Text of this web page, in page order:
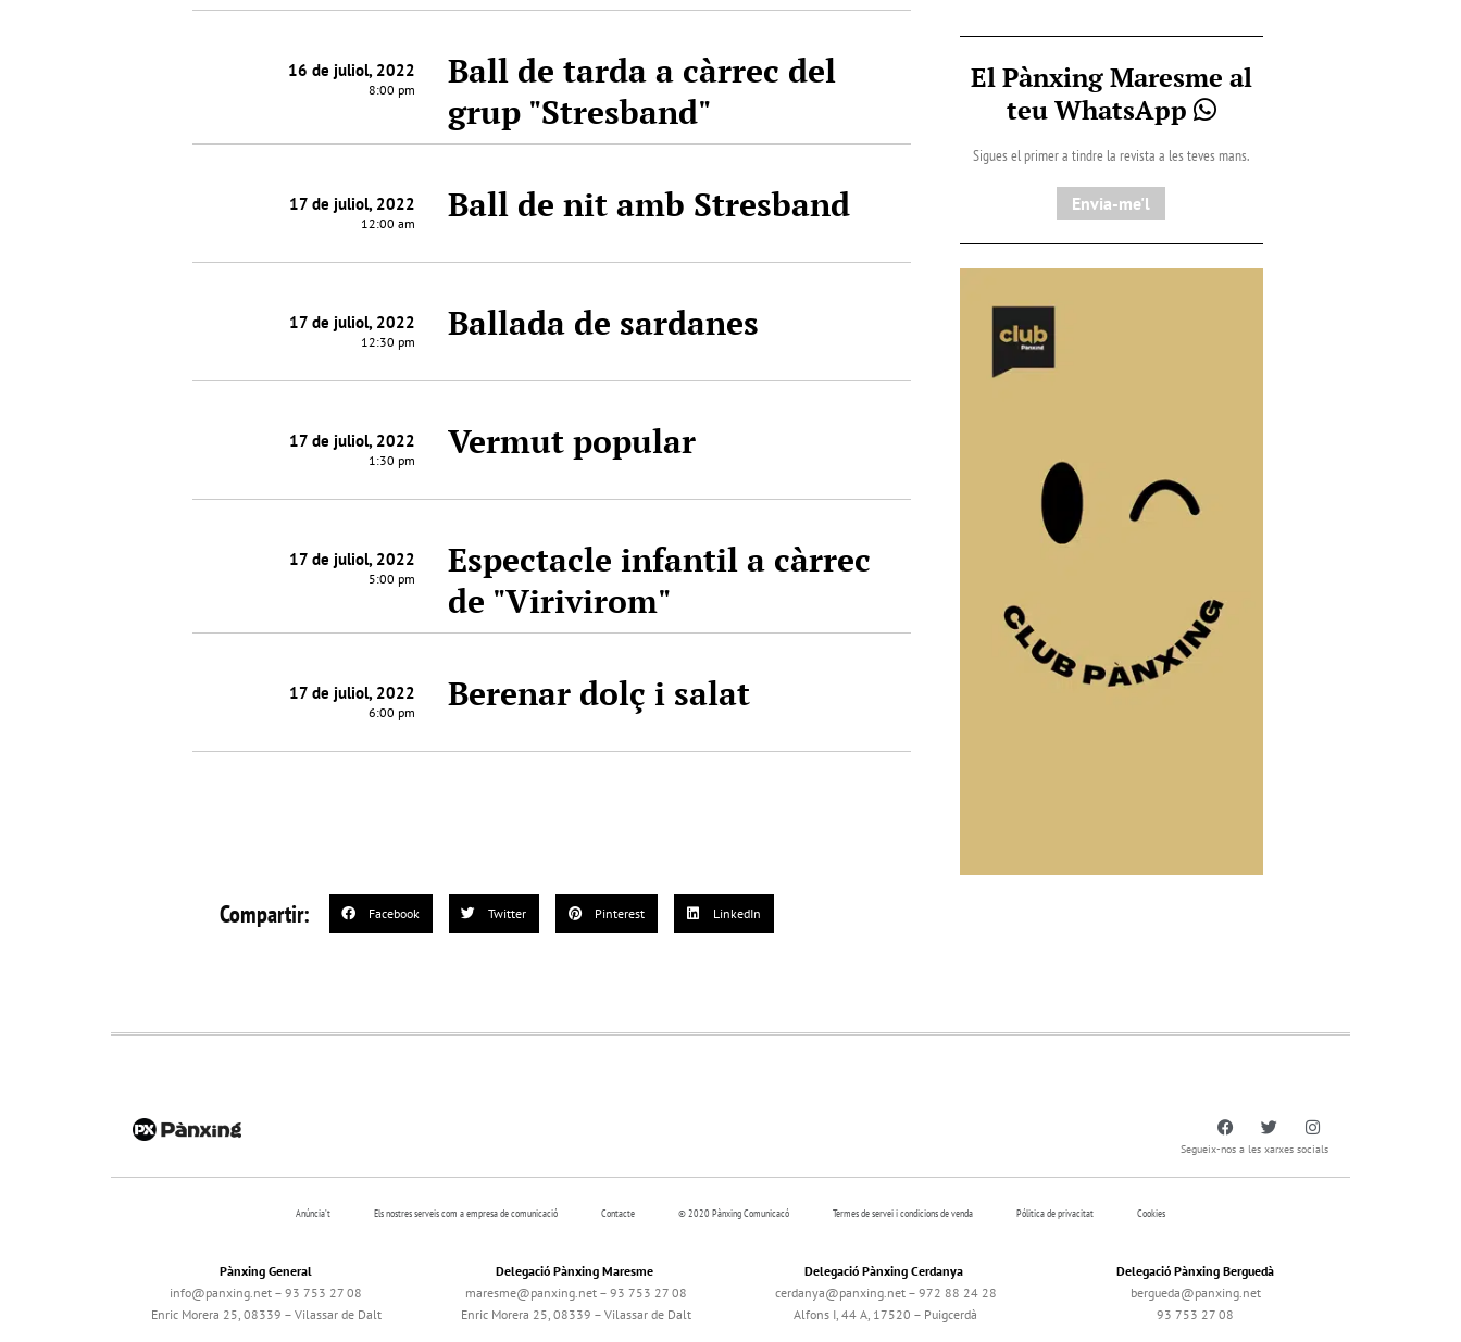
16 de juliol, 2022
8:00 pm
Ball de tarda a càrrec del
grup "Stresband"
17 de juliol, 2022
12:00 am Ball de nit amb Stresband
17 de juliol, 2022
12:30 pm Ballada de sardanes
17 de juliol, 2022
1:30 pm Vermut popular
17 de juliol, 2022
5:00 pm
Espectacle infantil a càrrec
de "Virivirom"
17 de juliol, 2022
6:00 pm Berenar dolç i salat
Compartir: Facebook Twitter Pinterest LinkedIn
El Pànxing Maresme al
teu WhatsApp
Sigues el primer a tindre la revista a les teves mans.
Envia-me'l
Segueix-nos a les xarxes socials
Anúncia’t Els nostres serveis com a empresa de comunicació Contacte © 2020 Pànxing Comunicacó Termes de servei i condicions de venda Pólitica de privacitat Cookies
Pànxing General
info@panxing.net – 93 753 27 08
Enric Morera 25, 08339 – Vilassar de Dalt
Delegació Pànxing Maresme
maresme@panxing.net – 93 753 27 08
Enric Morera 25, 08339 – Vilassar de Dalt
Delegació Pànxing Cerdanya
cerdanya@panxing.net – 972 88 24 28
Alfons I, 44 A, 17520 – Puigcerdà
Delegació Pànxing Berguedà
bergueda@panxing.net
93 753 27 08